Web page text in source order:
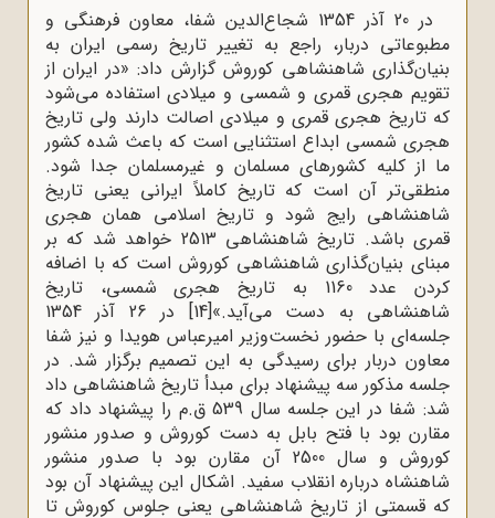
در 20 آذر 1354 شجاع‌الدین شفا، معاون فرهنگی و
مطبوعاتی دربار، راجع به تغییر تاریخ رسمی ایران به
بنیان‌گذاری شاهنشاهی کوروش گزارش داد: «در ایران از
تقویم هجری قمری و شمسی و میلادی استفاده می‌شود
که تاریخ هجری قمری و میلادی اصالت دارند ولی تاریخ
هجری شمسی ابداع استثنایی است که باعث شده کشور
ما از کلیه کشورهای مسلمان و غیرمسلمان جدا شود.
منطقی‌تر آن است که تاریخ کاملاً ایرانی یعنی تاریخ
شاهنشاهی رایج شود و تاریخ اسلامی همان هجری
قمری باشد. تاریخ شاهنشاهی 2513 خواهد شد که بر
مبنای بنیان‌گذاری شاهنشاهی کوروش است که با اضافه
کردن عدد 1160 به تاریخ هجری شمسی، تاریخ
شاهنشاهی به دست می‌آید.»[14]
در 26 آذر 1354
جلسه‌ای با حضور نخست‌وزیر امیرعباس هویدا و نیز شفا
معاون دربار برای رسیدگی به این تصمیم برگزار شد. در
جلسه مذکور سه پیشنهاد برای مبدأ تاریخ شاهنشاهی داد
شد: شفا در این جلسه سال 539 ق.م را پیشنهاد داد که
مقارن بود با فتح بابل به دست کوروش و صدور منشور
کوروش و سال 2500 آن مقارن بود با صدور منشور
شاهنشاه درباره انقلاب سفید. اشکال این پیشنهاد آن بود
که قسمتی از تاریخ شاهنشاهی یعنی جلوس کوروش تا